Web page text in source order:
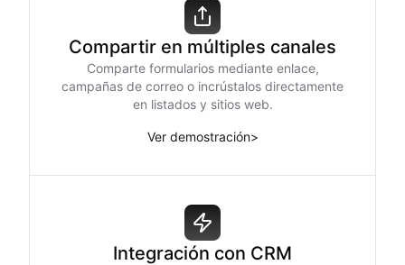
Compartir en múltiples canales
Comparte formularios mediante enlace,
campañas de correo o incrústalos directamente
en listados y sitios web.
Ver demostración>
Integración con CRM